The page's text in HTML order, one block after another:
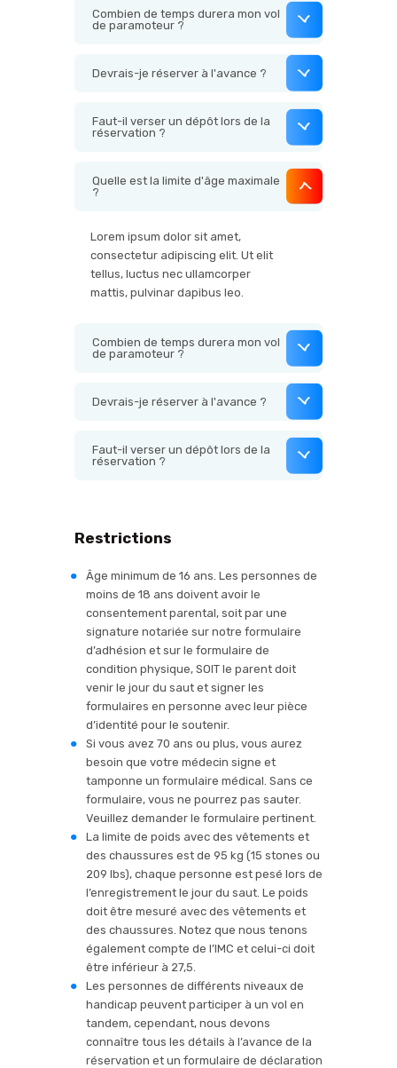
Combien de temps durera mon vol
de paramoteur ?
Devrais-je réserver à l'avance ?
Faut-il verser un dépôt lors de la
réservation ?
Quelle est la limite d'âge maximale
?
Lorem ipsum dolor sit amet,
consectetur adipiscing elit. Ut elit
tellus, luctus nec ullamcorper
mattis, pulvinar dapibus leo.
Combien de temps durera mon vol
de paramoteur ?
Devrais-je réserver à l'avance ?
Faut-il verser un dépôt lors de la
réservation ?
Restrictions
Âge minimum de 16 ans. Les personnes de
moins de 18 ans doivent avoir le
consentement parental, soit par une
signature notariée sur notre formulaire
d’adhésion et sur le formulaire de
condition physique, SOIT le parent doit
venir le jour du saut et signer les
formulaires en personne avec leur pièce
d’identité pour le soutenir.
Si vous avez 70 ans ou plus, vous aurez
besoin que votre médecin signe et
tamponne un formulaire médical. Sans ce
formulaire, vous ne pourrez pas sauter.
Veuillez demander le formulaire pertinent.
La limite de poids avec des vêtements et
des chaussures est de 95 kg (15 stones ou
209 lbs), chaque personne est pesé lors de
l’enregistrement le jour du saut. Le poids
doit être mesuré avec des vêtements et
des chaussures. Notez que nous tenons
également compte de l’IMC et celui-ci doit
être inférieur à 27,5.
Les personnes de différents niveaux de
handicap peuvent participer à un vol en
tandem, cependant, nous devons
connaître tous les détails à l’avance de la
réservation et un formulaire de déclaration